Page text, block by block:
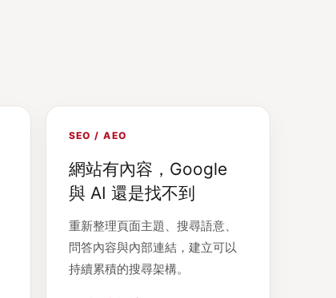
SEO / AEO
網站有內容，Google
與 AI 還是找不到
重新整理頁面主題、搜尋語意、
問答內容與內部連結，建立可以
持續累積的搜尋架構。